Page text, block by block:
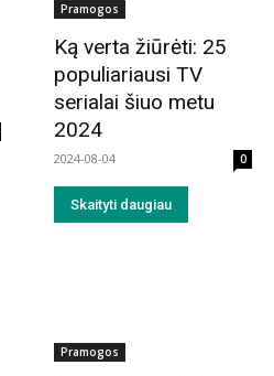
Pramogos
Ką verta žiūrėti: 25
populiariausi TV
serialai šiuo metu
2024
2024-08-04 0
Skaityti daugiau
Pramogos